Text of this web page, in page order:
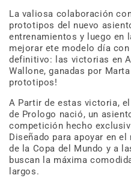
La valiosa colaboración
prototipos del nuevo
entrenamientos y luego en
mejorar ete modelo día
definitivo: las victorias en
Wallone, ganadas por
prototipos!
A Partir de estas victoria,
de Prologo nació, un
competición hecho
Diseñado para apoyar en
de la Copa del Mundo y a
buscan la máxima
largos.